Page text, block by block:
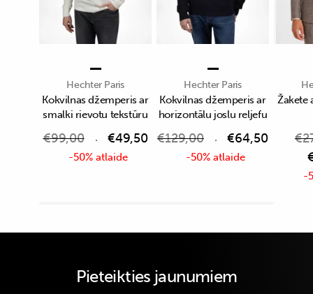
Hechter Paris
Kokvilnas džemperis ar
smalki rievotu tekstūru
€99,00 €49,50
-50% atlaide
Hechter Paris
Kokvilnas džemperis ar
horizontālu joslu reljefu
€129,00 €64,50
-50% atlaide
Žakete
€
-
Pieteikties jaunumiem